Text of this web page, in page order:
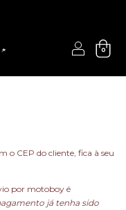
0
o CEP do cliente, fica à seu
por motoboy é
já tenha sido